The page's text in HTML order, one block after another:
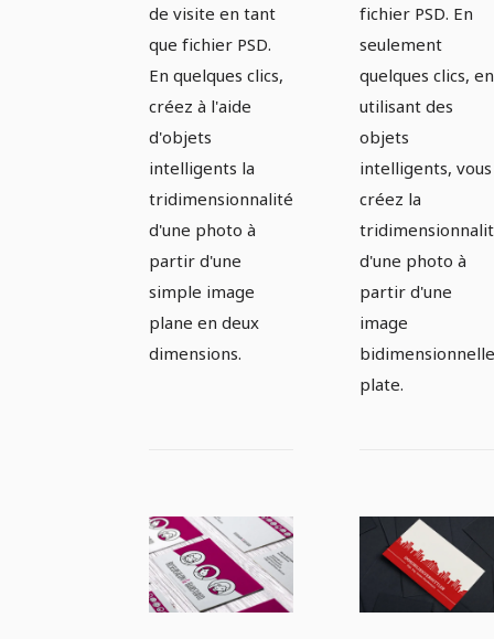
de visite en tant
que fichier PSD.
En quelques clics,
créez à l'aide
d'objets
intelligents la
tridimensionnalité
d'une photo à
partir d'une
simple image
plane en deux
dimensions.
fichier PSD. En
seulement
quelques clics, en
utilisant des
objets
intelligents, vous
créez la
d'une photo à
partir d'une
image
bidimensionnelle
plate.